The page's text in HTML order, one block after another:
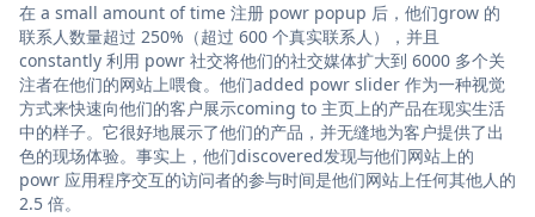
在 a small amount of time 注册 powr popup 后，他们grow 的
联系人数量超过 250%（超过 600 个真实联系人），并且
constantly 利用 powr 社交将他们的社交媒体扩大到 6000 多个关
注者在他们的网站上喂食。他们added powr slider 作为一种视觉
方式来快速向他们的客户展示coming to 主页上的产品在现实生活
中的样子。它很好地展示了他们的产品，并无缝地为客户提供了出
色的现场体验。事实上，他们discovered发现与他们网站上的
powr 应用程序交互的访问者的参与时间是他们网站上任何其他人的
2.5 倍。